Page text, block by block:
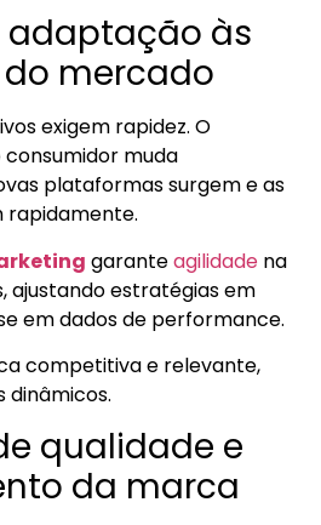
adaptação às
mercado
exigem rapidez. O
muda
plataformas surgem e as
rapidamente.
garanteagilidade na
ajustando estratégias em
em dados de performance.
competitiva e relevante,
dinâmicos.
qualidade e
da marca